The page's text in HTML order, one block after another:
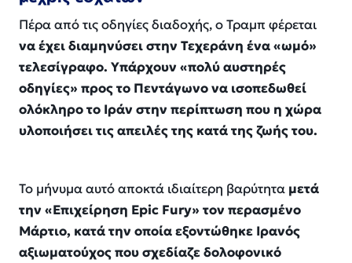
Πέρα από τις οδηγίες διαδοχής, ο Τραμπ φέρεται
να έχει διαμηνύσει στην Τεχεράνη ένα «ωμό»
τελεσίγραφο. Υπάρχουν «πολύ αυστηρές
οδηγίες» προς το Πεντάγωνο να ισοπεδωθεί
ολόκληρο το Ιράν στην περίπτωση που η χώρα
υλοποιήσει τις απειλές της κατά της ζωής του.
Το μήνυμα αυτό αποκτά ιδιαίτερη βαρύτητα μετά
την «Επιχείρηση Epic Fury» τον περασμένο
Μάρτιο, κατά την οποία εξοντώθηκε Ιρανός
αξιωματούχος που σχεδίαζε δολοφονικό